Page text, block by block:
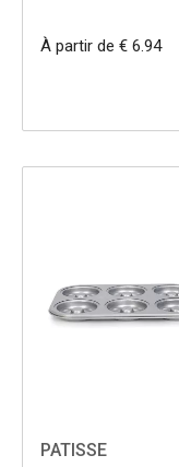
À partir de € 6.94
PATISSE